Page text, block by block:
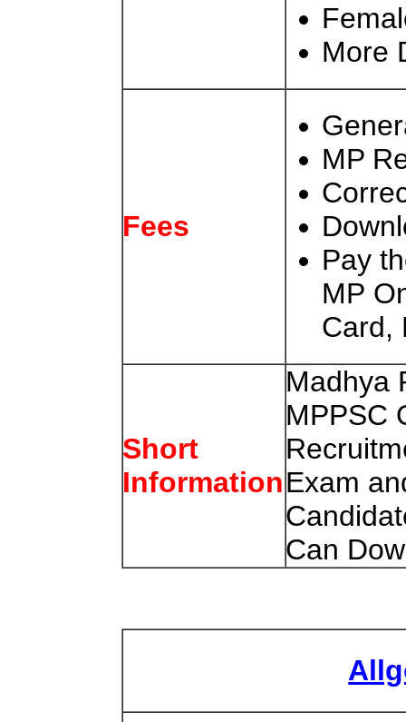
More
Fees
MP
Pay
MP
Card,
Short
Information
Madhya
MPPSC
Exam
Can